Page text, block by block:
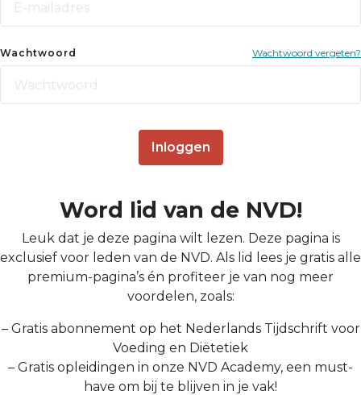
Wachtwoord Wachtwoord vergeten?
Inloggen
Word lid van de NVD!
Leuk dat je deze pagina wilt lezen. Deze pagina is
exclusief voor leden van de NVD. Als lid lees je gratis alle
premium-pagina’s én profiteer je van nog meer
voordelen, zoals:
– Gratis abonnement op het Nederlands Tijdschrift voor
Voeding en Diëtetiek
– Gratis opleidingen in onze NVD Academy, een must-
have om bij te blijven in je vak!